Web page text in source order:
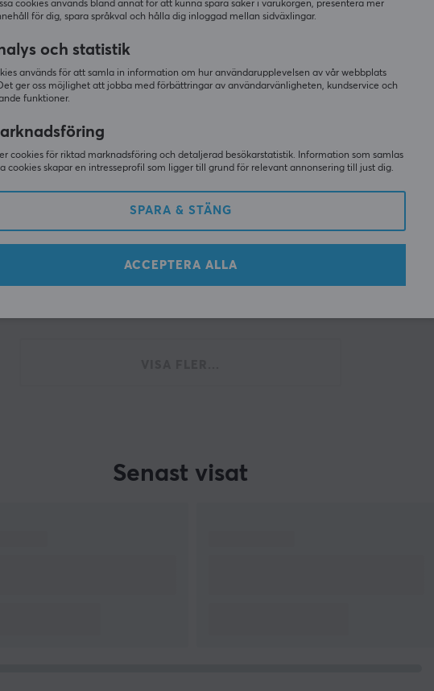
Plus Trådlösa Över-Ear
- Vit
I lager
Ear Hörlurar - Cream
(0)
990 kr I lager
Senast visat
cookies används bland annat för att kunna spara saker i varukorgen, presentera mer
för dig, spara språkval och hålla dig inloggad mellan sidväxlingar.
och statistik
används för att samla in information om hur användarupplevelsen av vår webbplats
ger oss möjlighet att jobba med förbättringar av användarvänligheten, kundservice och
funktioner.
cookies för riktad marknadsföring och detaljerad besökarstatistik. Information som samlas
cookies skapar en intresseprofil som ligger till grund för relevant annonsering till just dig.
SPARA & STÄNG
ACCEPTERA ALLA